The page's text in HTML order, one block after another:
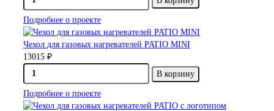
Подробнее о проекте
Чехол для газовых нагревателей PATIO MINI
13015 ₽
В корзину
Подробнее о проекте